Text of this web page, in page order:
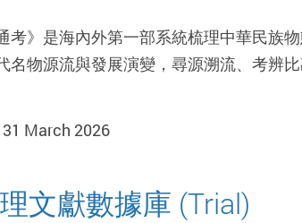
考》是海內外第一部系統梳理中華民
名物源流與發展演變，尋源溯流、考辨
March 2026
文獻數據庫 (Trial)